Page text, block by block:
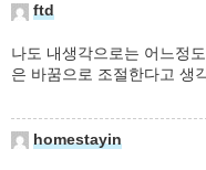
ftd
나도 내생각으로는 어느정
은 바꿈으로 조절한다고 생
homestayin